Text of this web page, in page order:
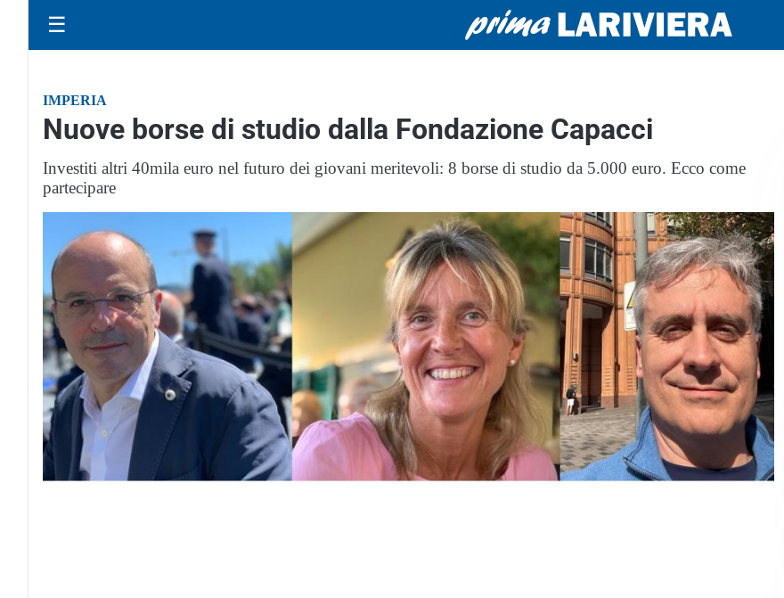
☰
IMPERIA
Nuove borse di studio dalla Fondazione Capacci
Investiti altri 40mila euro nel futuro dei giovani meritevoli: 8 borse di studio da 5.000 euro. Ecco come
partecipare